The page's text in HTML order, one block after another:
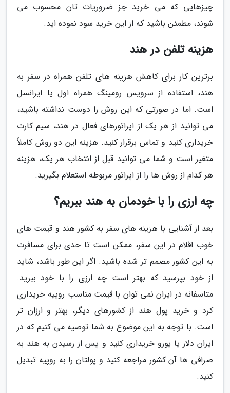
چیزهایی که می خرید جز ضروریات تان محسوب می
شوند، مطمئن باشید که از این خرید سود نموده اید.
هزینه تلفن در هند
برترین کار برای کاهش هزینه های تلفن همراه در سفر به
هند، استفاده از سرویس رومینگ همراه اول یا ایرانسل
است. اما در صورتی که این روش را دوست نداشته باشید،
می توانید از هر یک از اپراتورهای فعال در هند، سیم کارت
خریداری کنید و تماس برقرار کنید. هزینه این دو روش کاملاً
متغیر است و شما می توانید قبل از انتخاب هر یک، هزینه
هر کدام از روش ها را از اپراتور مربوطه استعلام بگیرید.
چه ارزی را با خودمان به هند ببریم؟
بعد از آشنایی با هزینه های سفر به کشور هند و قیمت های
خوب اقلام در این سفر، ممکن است تا حدی برای مسافرت
به این کشور مصمم تر شده باشید. اگر این طور باشد، شاید
از خود بپرسید که بهتر است چه ارزی را با خود ببرید.
متاسفانه در ایران نمی توان با قیمت مناسب روپیه خریداری
کرد و خرید پول هند از کشورهای دیگر، بهتر و ارزان تر
است. با توجه به این موضوع به شما توصیه می کنیم که در
ایران دلار یا یورو خریداری کنید و پس از رسیدن به هند به
صرافی ها آن کشور مراجعه کنید و پولتان را به روپیه تبدیل
کنید.